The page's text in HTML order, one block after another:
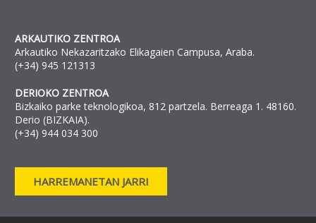
ARKAUTIKO ZENTROA
Arkautiko Nekazaritzako Elikagaien Campusa, Araba.
(+34) 945 121313
DERIOKO ZENTROA
Bizkaiko parke teknologikoa, 812 partzela. Berreaga 1. 48160.
Derio (BIZKAIA).
(+34) 944 034 300
HARREMANETAN JARRI